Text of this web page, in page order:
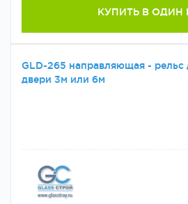
КУПИТЬ В ОДИН
GLD-265 направляющая - рельс
двери 3м или 6м